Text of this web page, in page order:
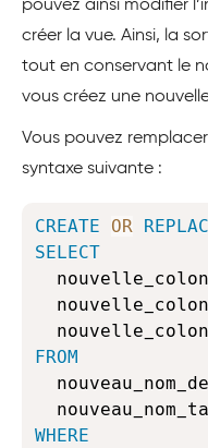
pouvez ainsi modifier
créer la vue. Ainsi, la
tout en conservant le
vous créez une
Vous pouvez
syntaxe suivante :
CREATE OR
SELECT
FROM
WHERE